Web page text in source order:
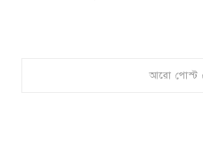
আরো পোস্ট